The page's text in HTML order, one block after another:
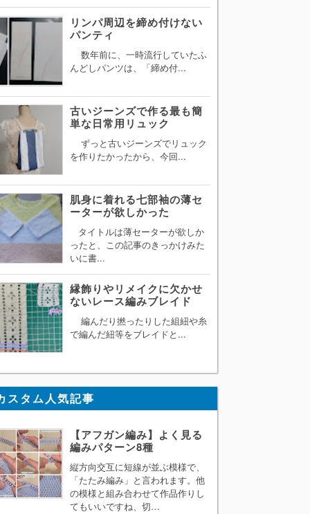
リンパ周辺を締め付けない
パンティ
数年前に、一時流行していたふ
んどしパンツは、「締め付...
古いジーンズで作る最も簡
単な日常用リュック
ずっと古いジーンズでリュック
を作りたかったから、今回...
肌身に着れる七部袖の薄セ
ーターが欲しかった
タイトルは薄セーターが欲しか
ったと、この記事のきっかけみた
いに書...
縁飾りやリメイクに欠かせ
ないレース編みブレイド
編んだり撚ったりした組紐や糸
で編んだ紐等をブレイドと...
スタム人気記事
【アフガン編み】よく見る
編みパターン8種
縦方向交互に短線が並ぶ模様で、
「たたみ編み」と言われます。他
の模様と組み合わせて作品作りし
てもいいですね、切…